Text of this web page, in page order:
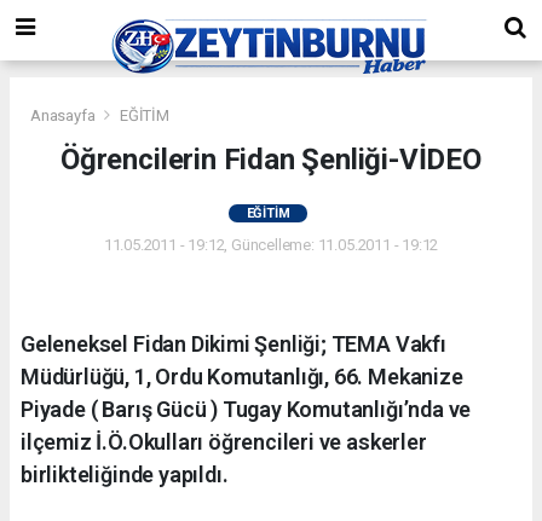
Anasayfa EĞİTİM
Öğrencilerin Fidan Şenliği-VİDEO
EĞİTİM
11.05.2011 - 19:12, Güncelleme: 11.05.2011 - 19:12
Geleneksel Fidan Dikimi Şenliği; TEMA Vakfı
Müdürlüğü, 1, Ordu Komutanlığı, 66. Mekanize
Piyade ( Barış Gücü ) Tugay Komutanlığı’nda ve
ilçemiz İ.Ö.Okulları öğrencileri ve askerler
birlikteliğinde yapıldı.